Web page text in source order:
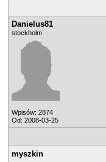
Danielus81
stockholm
Wpisów: 2874
Od: 2008-03-25
myszkin